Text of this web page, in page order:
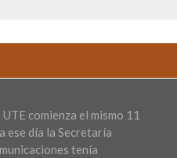
comienza el mismo 11
ese día la Secretaría
tenía